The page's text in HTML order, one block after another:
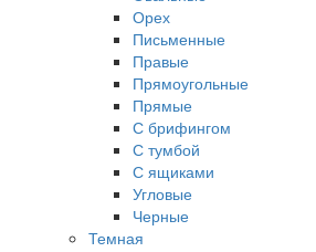
Орех
Письменные
Правые
Прямоугольные
Прямые
С брифингом
С тумбой
С ящиками
Угловые
Черные
Темная